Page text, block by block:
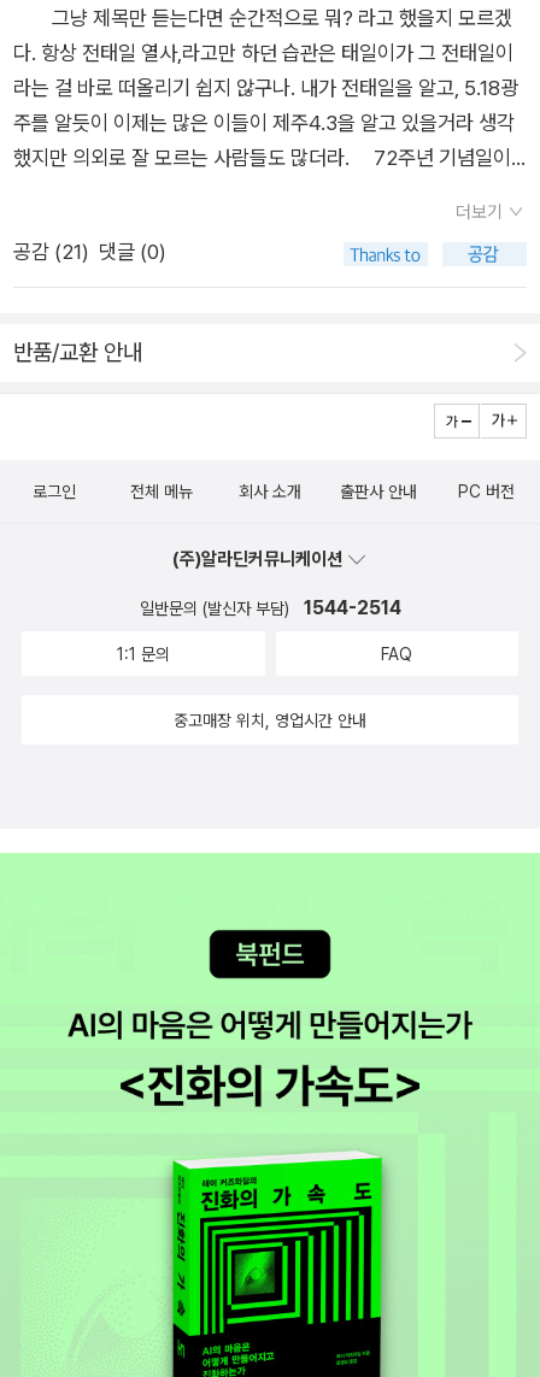
왔던 것도 사실이다. 아무튼 이번 기회를 통해 다시한번 되세겨볼
수 있는 기회였던 것 같다. 특히 신·구세대가 느끼는 5·18의 차
이가 만화에 잘 녹아 있는 것 같다. 군사독재와 학살, 조작과 은
폐, 위선과 같은 거대한 소용돌이로 각인된 기성세대와는 달리,
신세대는 스마트폰에 넘쳐나는 짤방처럼 단순한 호기심과 이야
<빗창>(김홍모, 제주 4·3)은 해방 직후 제주도에 일어난 일들
을 주목한다. 4·3 사태가 왜 일어났는지 살펴보고 어떤 아픔이 있
는지 해녀의 빗창(전복을 채취할 때 사용하는 도구)을 소재로 푸
닷속으로 들어간다. 특히 수묵화처럼 붓으로 그린듯한 거친 느
낌이 아주 신선했다. 거칠면서 섬세하고, 투박하면서 부드러운 붓
1960년 일어났다. 5·18과 마찬가지로 드라마와 영화로 많이 소
이승만 정권 막바지의 혼란기를 다룬다. <사일구>는 <이끼>,
<미생>을 그린 윤태호 작가의 작품이라 그림에 눈에 익었다.
마지막으로 읽은 책은 시간상으로 가장 최근인 <1987 그날>(유
책임을 묻는 공판이 있어 많은 논쟁거리가 되었다. 물론 여기 출
자격인 노태우가 등장함으로써 6월의 봄은 짧게 끝나버렸다.
화운동은 아직도 진행 중인 것 같다. 최루탄이 터지고 총알이 날
아니지는 않지만, 사회 곳곳에는 여전히 부조리와 맞선 사람들이
폭력의 주체가 되기도 한다. 우리는 피해자이자 가해자인 것이다.
민주화는 여전히 진행형이다.
그냥 제목만 듣는다면 순간적으로 뭐? 라고 했을지 모르겠
다. 항상 전태일 열사,라고만 하던 습관은 태일이가 그 전태일이
라는 걸 바로 떠올리기 쉽지 않구나. 내가 전태일을 알고, 5.18광
주를 알듯이 이제는 많은 이들이 제주4.3을 알고 있을거라 생각
했지만 의외로 잘 모르는 사람들도 많더라. 72주년 기념일이
를 되풀이하지 않기 위해 우리는 과거의 역사에서 많은 것을 배워
야 할 것이다. 아아, 그러고보니. 요즘 읽고 있는 몽유병자들 역시
더보기
공감 (21) 댓글 (0)
반품/교환 안내
로그인 전체 메뉴 회사 소개 출판사 안내 PC 버전
(주)알라딘커뮤니케이션
일반문의 (발신자 부담) 1544-2514
1:1 문의 FAQ
중고매장 위치, 영업시간 안내